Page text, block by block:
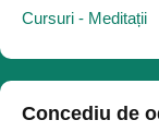
Cursuri - Meditații
Concediu de